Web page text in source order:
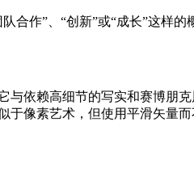
合作”、“创新”或“成长”这样的
与依赖高细节的写实和赛博朋
于像素艺术，但使用平滑矢量而